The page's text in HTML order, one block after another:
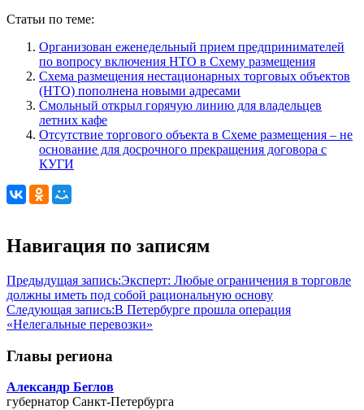
Статьи по теме:
Организован еженедельный прием предпринимателей
по вопросу включения НТО в Схему размещения
Схема размещения нестационарных торговых объектов
(НТО) пополнена новыми адресами
Смольный открыл горячую линию для владельцев
летних кафе
Отсутствие торгового объекта в Схеме размещения – не
основание для досрочного прекращения договора с
КУГИ
Навигация по записям
Предыдущая запись:Эксперт: Любые ограничения в торговле
должны иметь под собой рациональную основу
Следующая запись:В Петербурге прошла операция
«Нелегальные перевозки»
Главы региона
Александр Беглов
губернатор Санкт-Петербурга